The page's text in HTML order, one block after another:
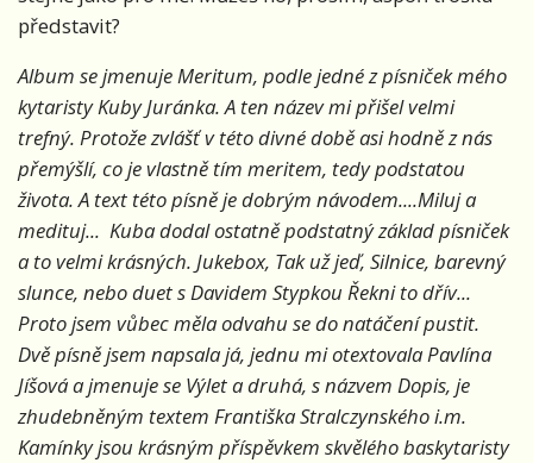
představit?
Album se jmenuje Meritum, podle jedné z písniček mého
kytaristy Kuby Juránka. A ten název mi přišel velmi
trefný. Protože zvlášť v této divné době asi hodně z nás
přemýšlí, co je vlastně tím meritem, tedy podstatou
života. A text této písně je dobrým návodem....Miluj a
medituj... Kuba dodal ostatně podstatný základ písniček
a to velmi krásných. Jukebox, Tak už jeď, Silnice, barevný
slunce, nebo duet s Davidem Stypkou Řekni to dřív...
Proto jsem vůbec měla odvahu se do natáčení pustit.
Dvě písně jsem napsala já, jednu mi otextovala Pavlína
Jíšová a jmenuje se Výlet a druhá, s názvem Dopis, je
zhudebněným textem Františka Stralczynského i.m.
Kamínky jsou krásným příspěvkem skvělého baskytaristy